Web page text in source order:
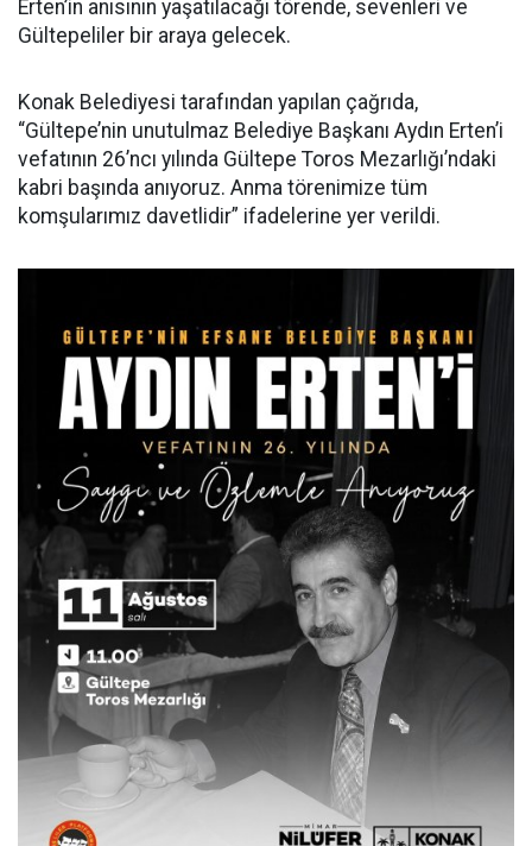
Erten’in anısının yaşatılacağı törende, sevenleri ve
Gültepeliler bir araya gelecek.
Konak Belediyesi tarafından yapılan çağrıda,
“Gültepe’nin unutulmaz Belediye Başkanı Aydın Erten’i
vefatının 26’ncı yılında Gültepe Toros Mezarlığı’ndaki
kabri başında anıyoruz. Anma törenimize tüm
komşularımız davetlidir” ifadelerine yer verildi.